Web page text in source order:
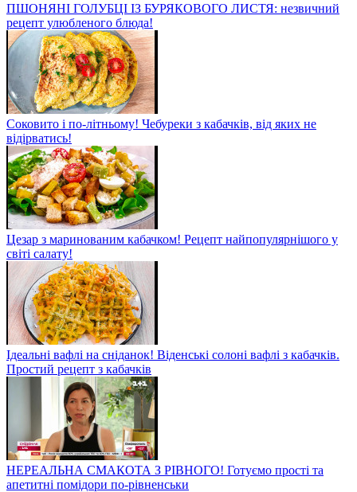
ПШОНЯНІ ГОЛУБЦІ ІЗ БУРЯКОВОГО ЛИСТЯ: незвичний
рецепт улюбленого блюда!
Соковито і по-літньому! Чебуреки з кабачків, від яких не
відірватись!
Цезар з маринованим кабачком! Рецепт найпопулярнішого у
світі салату!
Ідеальні вафлі на сніданок! Віденські солоні вафлі з кабачків.
Простий рецепт з кабачків
НЕРЕАЛЬНА СМАКОТА З РІВНОГО! Готуємо прості та
апетитні помідори по-рівненськи